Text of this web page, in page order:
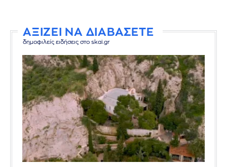
ΑΞΙΖΕΙ ΝΑ ΔΙΑΒΑΣΕΤΕ
δημοφιλείς ειδήσεις στο skai.gr